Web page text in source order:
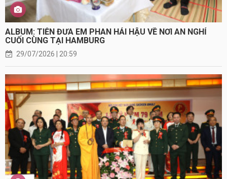
ALBUM: TIỄN ĐƯA EM PHAN HẢI HẬU VỀ NƠI AN NGHỈ
CUỐI CÙNG TẠI HAMBURG
29/07/2026 | 20:59